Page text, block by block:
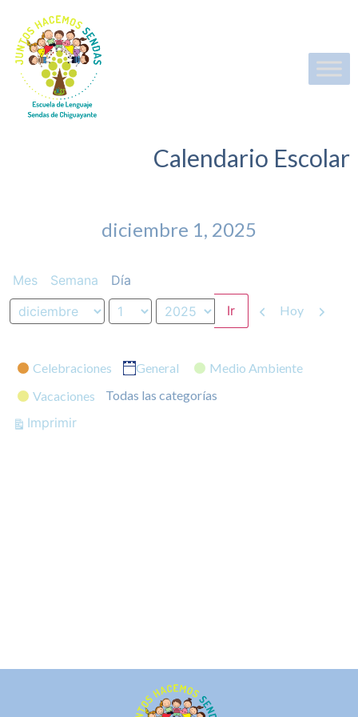
Calendario Escolar
diciembre 1, 2025
Mes Semana Día
Mes
Día
Año
Anterior
Hoy
Categorías
Celebraciones General
Medio Ambiente
Vacaciones
Todas las categorías
ImprimirVistas